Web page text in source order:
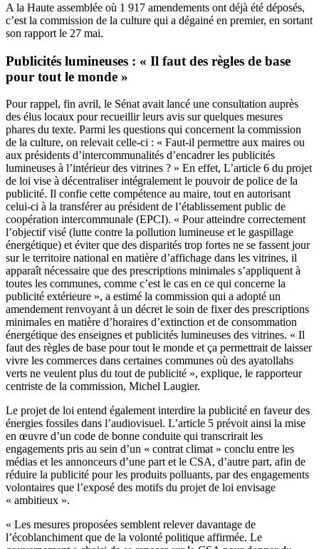
A la Haute assemblée où 1 917 amendements ont déjà été déposés,
c’est la commission de la culture qui a dégainé en premier, en sortant
son rapport le 27 mai.
Publicités lumineuses : « Il faut des règles de base
pour tout le monde »
Pour rappel, fin avril, le Sénat avait lancé une consultation auprès
des élus locaux pour recueillir leurs avis sur quelques mesures
phares du texte. Parmi les questions qui concernent la commission
de la culture, on relevait celle-ci : « Faut-il permettre aux maires ou
aux présidents d’intercommunalités d’encadrer les publicités
lumineuses à l’intérieur des vitrines ? » En effet, L’article 6 du projet
de loi vise à décentraliser intégralement le pouvoir de police de la
publicité. Il confie cette compétence au maire, tout en autorisant
celui-ci à la transférer au président de l’établissement public de
coopération intercommunale (EPCI). « Pour atteindre correctement
l’objectif visé (lutte contre la pollution lumineuse et le gaspillage
énergétique) et éviter que des disparités trop fortes ne se fassent jour
sur le territoire national en matière d’affichage dans les vitrines, il
apparaît nécessaire que des prescriptions minimales s’appliquent à
toutes les communes, comme c’est le cas en ce qui concerne la
publicité extérieure », a estimé la commission qui a adopté un
amendement renvoyant à un décret le soin de fixer des prescriptions
minimales en matière d’horaires d’extinction et de consommation
énergétique des enseignes et publicités lumineuses des vitrines. « Il
faut des règles de base pour tout le monde et ça permettrait de laisser
vivre les commerces dans certaines communes où des ayatollahs
verts ne veulent plus du tout de publicité », explique, le rapporteur
centriste de la commission, Michel Laugier.
Le projet de loi entend également interdire la publicité en faveur des
énergies fossiles dans l’audiovisuel. L’article 5 prévoit ainsi la mise
en œuvre d’un code de bonne conduite qui transcrirait les
engagements pris au sein d’un « contrat climat » conclu entre les
médias et les annonceurs d’une part et le CSA, d’autre part, afin de
réduire la publicité pour les produits polluants, par des engagements
volontaires que l’exposé des motifs du projet de loi envisage
« ambitieux ».
« Les mesures proposées semblent relever davantage de
l’écoblanchiment que de la volonté politique affirmée. Le